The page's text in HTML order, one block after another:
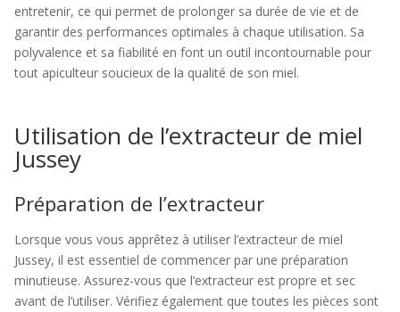
entretenir, ce qui permet de prolonger sa durée de vie et de
garantir des performances optimales à chaque utilisation. Sa
polyvalence et sa fiabilité en font un outil incontournable pour
tout apiculteur soucieux de la qualité de son miel.
Utilisation de l’extracteur de miel
Jussey
Préparation de l’extracteur
Lorsque vous vous apprêtez à utiliser l’extracteur de miel
Jussey, il est essentiel de commencer par une préparation
minutieuse. Assurez-vous que l’extracteur est propre et sec
avant de l’utiliser. Vérifiez également que toutes les pièces sont